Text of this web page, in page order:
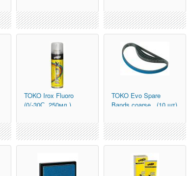
молибденом, базов
TOKO Irox Fluoro
(0/-30С, 250мл.)
TOKO Evo Spare
Bands coarse . (10 шт)